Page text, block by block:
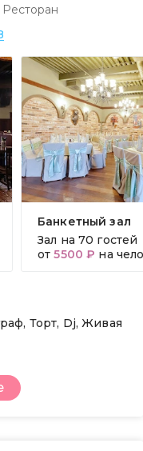
Ресторан
Банкетный зал
Зал на 70 гостей
от5500 ₽ на
Торт, Dj, Живая